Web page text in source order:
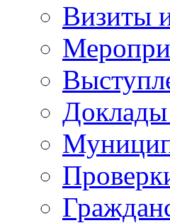
Визиты